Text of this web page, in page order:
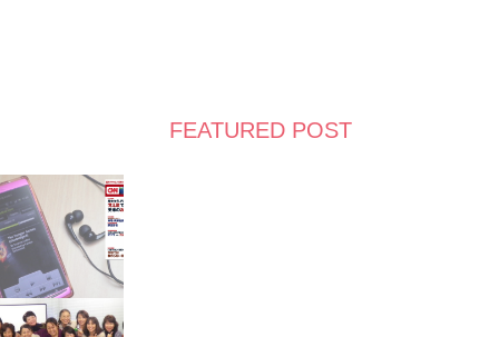
FEATURED POST